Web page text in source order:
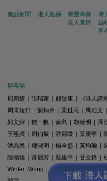
焦點新聞 港人點播
有聲專欄
港人直播
港
編
所
博客館
屈穎妍 | 張瑞蓮 | 顧敏康 | 《港人講
周末短打 | 劉炳章 | 梁世民 | 馬浩文 |
郭文緯 | 錢一帆 | 秦島 | 胡曉明 | 周
王惠貞 | 周伯展 | 潘麗瓊 | 葉慶寧 |
洪為民 | 鄧淑明 | 楊全盛 | 黃均瑜 |
陸頌雄 | 黃麗芳 | 嚴建平 | 甘文鋒 |
Winter Wong | K2